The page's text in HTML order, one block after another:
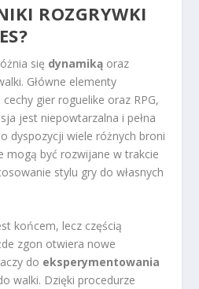
ROZGRYWKI
się dynamiką oraz
Główne elementy
gier roguelike oraz RPG,
jest niepowtarzalna i pełna
dyspozycji wiele różnych broni
mogą być rozwijane w trakcie
stylu gry do własnych
końcem, lecz częścią
zgon otwiera nowe
do eksperymentowania
walki. Dzięki procedurze